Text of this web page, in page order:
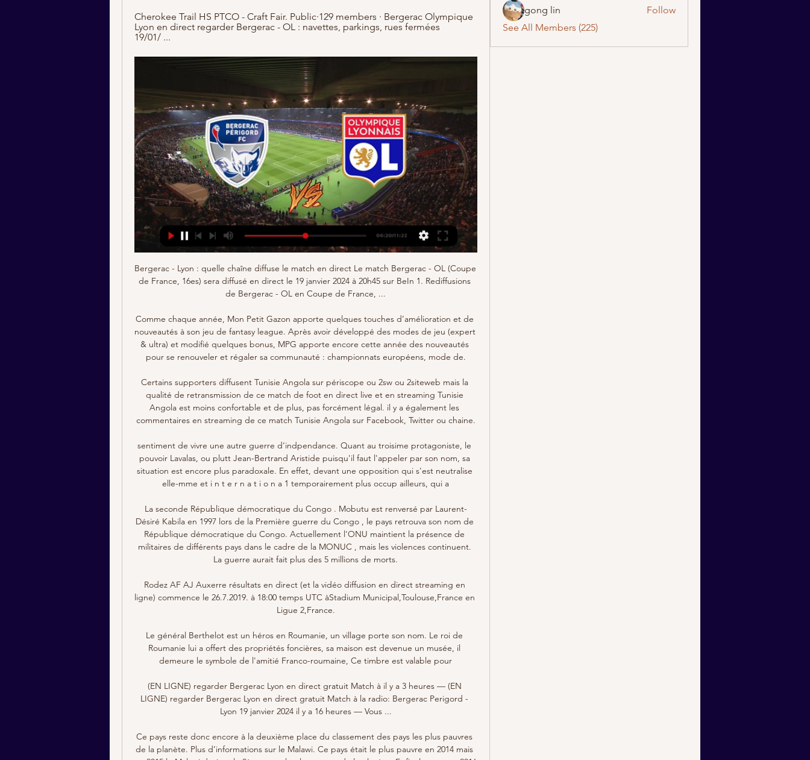
Cherokee Trail HS PTCO - Craft Fair. Public·129 members · Bergerac Olympique
Lyon en direct regarder Bergerac - OL : navettes, parkings, rues fermées
19/01/ ...
Bergerac - Lyon : quelle chaîne diffuse le match en direct Le match Bergerac - OL (Coupe de France, 16es) sera diffusé en direct le 19 janvier 2024 à 20h45 sur BeIn 1. Rediffusions de Bergerac - OL en Coupe de France, ...

Comme chaque année, Mon Petit Gazon apporte quelques touches d’amélioration et de nouveautés à son jeu de fantasy league. Après avoir développé des modes de jeu (expert & ultra) et modifié quelques bonus, MPG apporte encore cette année des nouveautés pour se renouveler et régaler sa communauté : championnats européens, mode de.

Certains supporters diffusent Tunisie Angola sur périscope ou 2sw ou 2siteweb mais la qualité de retransmission de ce match de foot en direct live et en streaming Tunisie Angola est moins confortable et de plus, pas forcément légal. il y a également les commentaires en streaming de ce match Tunisie Angola sur Facebook, Twitter ou chaine.

sentiment de vivre une autre guerre d'indpendance. Quant au troisime protagoniste, le pouvoir Lavalas, ou plutt Jean-Bertrand Aristide puisqu'il faut l'appeler par son nom, sa situation est encore plus paradoxale. En effet, devant une opposition qui s'est neutralise elle-mme et i n t e r n a t i o n a 1 temporairement plus occup ailleurs, qui a

La seconde République démocratique du Congo . Mobutu est renversé par Laurent-Désiré Kabila en 1997 lors de la Première guerre du Congo , le pays retrouva son nom de République démocratique du Congo. Actuellement l'ONU maintient la présence de militaires de différents pays dans le cadre de la MONUC , mais les violences continuent. La guerre aurait fait plus des 5 millions de morts.

Rodez AF AJ Auxerre résultats en direct (et la vidéo diffusion en direct streaming en ligne) commence le 26.7.2019. à 18:00 temps UTC àStadium Municipal,Toulouse,France en Ligue 2,France.

Le général Berthelot est un héros en Roumanie, un village porte son nom. Le roi de Roumanie lui a offert des propriétés foncières, sa maison est devenue un musée, il demeure le symbole de l'amitié Franco-roumaine, Ce timbre est valable pour

(EN LIGNE) regarder Bergerac Lyon en direct gratuit Match à il y a 3 heures — (EN LIGNE) regarder Bergerac Lyon en direct gratuit Match à la radio: Bergerac Perigord - Lyon 19 janvier 2024 il y a 16 heures — Vous ...

Ce pays reste donc encore à la deuxième place du classement des pays les plus pauvres de la planète. Plus d’informations sur le Malawi. Ce pays était le plus pauvre en 2014 mais en 2015 le Malawi devient le 3ème pays le plus pauvre de la planète. Et finalement en 2016 le Malawi retourne à la deuxième place du classement des pays les plus pauvres. Il n’y a donc pas vraiment d’évolution au regard des trois …

Les U19 de Genk se sont imposés 0-1 sur le terrain de Liverpool mardi dans le cadre de la 4e journée de l'UEFA Youth League. Sam Krawczyk a inscrit l'unique but du matche en fin de rencontre (90+3) Genk s'était incliné 0-2 face aux jeunes Reds le 23 octobre dernier. Dans l'autre match du groupe E joué mardi, Salzbourg s'est imposé 1-5 à.

Ce soir, en direct et en streaming, les footballeurs du Montpellier Hérault affronteront streaming le Nîmes Olympique à l’occasion de la 7ème journée du championnat de la Ligue 1, un match que l’on pourra voir en streaming live par l’entremise de la retransmission en …

Bierbuik – Bloemeke naissance du nouveau lieu bière incontournable à Lille ! Après les moult rebondissements et les doutes qui ont plané quant à sa sortie de terre, le Bierbuik – Bloemeke a enfin ses portes ce mercredi 27 Mars rue Royale à Lille ! Nous étions parmi les chanceux à pouvoir inaugurer cette nouvelle cantine flamande.

L’événement du jour pour les nombreux supporters du club de l’AJ Auxerre sera d’aller soutenir leur équipe qui accueillera l’AC Ajaccio à l’occasion de la 37ème journée du championnat de la Ligue 2, un match que l’on pourra suivre en streaming live par l’entremise de la retransmission en direct le 04/05/2018 sur la chaine.

par arbitrez-vous archivé dans #u21euro, arbitrage, arbitre, dÉsignations arbitres, Éliminatoires, euro2019, football, u21, uefa Publié le 05/09/2018 - La commission des Arbitres de l'UEFA a publié la désignations des arbitres pour le tour de qualification qui aura lieu les 5,6 et …

Cesson Rennes MHB HBC Nantes résultats en direct (et la vidéo diffusion en direct streaming en ligne) commence le 27.3.2019. à 20:00 temps UTC àPalais des Sports de la Valette,Cesson-Sevigne,France en LNH Division 1,France.

Bergerac Olympique Lyon en direct tv Bulletin des lois de la il y a 2 heures — janvier 2024 Regarder en direct de l'OL en direct sur LiveOL 17:33 - Bergerac - Lyon : sur quelle chaîne TV.

Du 30 mars au 13 avril 2018, misez sur les rencontres du RC Lens en Ligue 2 avec PMU. Les 3 meilleurs parieurs seront récompensés par 1 déplacement avec les lensois à Ajaccio pour le vainqueur et des places pour Lens-Auxerre pour les suivants.

Décalage horaire entre les pays. Sélectionnez deux pays pour comparer la décalage horaire entre les différents fuseaux horaires ou parcourir la liste de tous les pays.

Bergerac - OL : À quelle heure ? Sur quelle chaîne - We Sport il y a 4 jours — Bergerac – OL : À quelle heure ? Sur quelle chaîne TV regarder le match ? · LES DERNIÈRES INFOS SUR LE MATCH Bergerac – OL · À QUELLE HEURE ET SUR ...

BOREA Research Unit Biology of Aquatic Organisms and Ecosystems MNHN, CNRS 7208, Sorbonne Université, IRD 207, UCN, UA. Muséum National d'Histoire Naturelle,

Vous recherchez un séjour pas cher ? Découvrez nos séjours de dernière minute, séjours tout compris, bons plans et promos pour vos vacances avec Carrefour Voyages.

Le 2 juillet 2019, le DAB+ a démarré à Nantes. Il y a 39 radios en DAB+, dont plusieurs non diffusées sur la FM locale. En 2020, deux multiplex métropolitains en DAB+ vont démarrer avec 24 radios nationales.

Bonjour. Il y a plusieurs fois cette question sur le forum cependant je n'ai pas trouvé la réponse à ma question. Il est indiqué dans les conditions tarifaires de bouyguestelecom page 59 ( novembre 2014 à janvier 2015) que le changement de carte sim est facturé 10€ sauf sur le web ou.

Débutant, averti ou expert. Participer à une croisière en voilier, c'est rechercher le partage des mêmes passions : la mer et la voile. La découverte et la sensibilisation à la préservation du milieu marin sont des points clefs, mais c'est également une véritable aventure humaine et conviviale où le savoir-vivre et le partage ne font.

Bergerac - Lyon : chaîne TV et compos probables il y a 10 heures — À quelle heure et sur quelle chaîne voir Bergerac – Lyon ? Le match entre Bergerac et Lyon sera à suivre ce vendredi à partir de 20h45 sur les ...

Liste complète des radios à Dej, Roumanie. Écouter votre radio préférée en direct et gratuitement sur OnlineRadioBox.com Stations de radio à Dej, Roumanie - Écouter la radio en ligne sur OnlineRadioBox.com

Bergerac-Lyon : à quelle heure et sur quelle chaîne il y a 32 minutes — Le coup d'envoi de Bergerac-Lyon sera donné ce vendredi 19 janvier à 20h45. La rencontre sera diffusée sur BeIN Sports 1. Dans la rubrique.

Revoir la vidéo Match France - Turquie : un dispositif de sécurité très renforcé sur France 2, moment fort de l'émission du 14-10-2019 sur france.tv

22 mars 2019. Les jeunes remuent : ils l’ont toujours fait, mais en général on leur explique qu’ils ont tort et qu’il faut qu’ils se calment.

Retrouvez dans cet article le résumé vidéo et tous les buts du match Paris - Angers remporté 5-1 par le PSG lors de cette 22e journée de Ligue 1

Fait-il bon vivre à Orléans? Que pensez-vous de Orléans ? Partagez votre avis et notez votre ville. attkeko1 - 09/03/2018 Note globale: Voir le détail du commentaire Une jolie ville, malgré tout ce que les gens en disent. Où on vit bien. Des efforts des changements et améliorations dans tous les domaines se voient depuis des années. C.

Suivez le match Eintracht Francfort - Strasbourg en direct LIVE ! C'est Eintracht Francfort qui recoit Racing Club de Strasbourg Alsace (RC Strasbourg) pour ce match europe du jeudi 29 aout 2019 (Resultat UEFA Europa League)

En ligne droite, la distance Amiens - Rue d'Amiens est de km. Sur la carte routière, le trajet Amiens - Rue d'Amiens à parcourir en voiture ou en autocar (les itinéraires des train étant souvent très différents) indique une distance de km et le temps du voyage est de .

Ligue Provence Alpes Côte d'Azur de Handball. Handball en région PACA. Accueil La Ligue Service aux clubs Parcours de Performance Formation Evenements.

Que ce soit à Dakar ou dans les régions, louer une habitation à un prix raisonnable devient de plus en plus difficile. Évidemment, le confort et le quartier fixeront le prix du loyer mais il semble que tout le monde ait perdu la tête à Dakar. En 10 ans, le prix des loyers a été multiplié par 3,4 voir 10 !!! Certains n'hésitent pas à louer des meublés à 50.000CFA par jour (75.

Acrotir, experts cordistes pour la maintenance d’infrastructures difficiles d’accès : travaux d'accès difficile, travaux en milieux confinés et mise en sécurité. Implantés à Nancy, nous sommes présents en France et à l’international.

Côte d'Ivoire, Faire de la Côte d’Ivoire un pays émergent à l’horizon 2020 c’est la grande vision du Président Alassane Ouattara. Élu pour la première fois en 2010 il a été réélu à la magistrature suprême en 2015. Économiste de formation ayant occupé les fonctions de gouverneur de la Banque centrale des Etats de l’Afrique.

Mingo Makes It Potte Group il y a 16 minutes — (((Libre<<))) regarder Bergerac OL en streaming gratuit Heur dans 6 heures — Live match Bergerac - Lyon 16èmes de finale de Coupe de France 2023 ...

Tout ce qu'il faut savoir sur le match San Francisco vs Atl. Chiriquí de Ouverture Panama du (02 November 2019) en direct : Résumé, statistiques, compositions et résultats - Besoccer. Don't miss the most important football matches while navigating as usual through the pages of your choice.

Cette année, Angers sont allé chercher le mil
gong lin
Follow
See All Members (225)